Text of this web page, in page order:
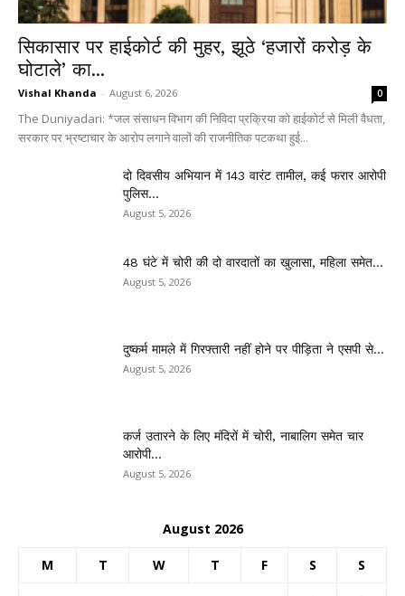
सिकासार पर हाईकोर्ट की मुहर, झूठे ‘हजारों करोड़ के
घोटाले’ का...
Vishal Khanda - August 6, 2026 0
The Duniyadari: *जल संसाधन विभाग की निविदा प्रक्रिया को हाईकोर्ट से मिली वैधता,
सरकार पर भ्रष्टाचार के आरोप लगाने वालों की राजनीतिक पटकथा हुई...
दो दिवसीय अभियान में 143 वारंट तामील, कई फरार आरोपी
पुलिस...
August 5, 2026
48 घंटे में चोरी की दो वारदातों का खुलासा, महिला समेत...
August 5, 2026
दुष्कर्म मामले में गिरफ्तारी नहीं होने पर पीड़िता ने एसपी से...
August 5, 2026
कर्ज उतारने के लिए मंदिरों में चोरी, नाबालिग समेत चार
आरोपी...
August 5, 2026
August 2026
M T W T F S S